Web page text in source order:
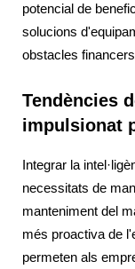
potencial de
solucions
obstacles
Tendències
impulsionat
Integrar la
necessitats de
manteniment del
més proactiva de
permeten als